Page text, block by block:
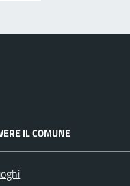
IL COMUNE